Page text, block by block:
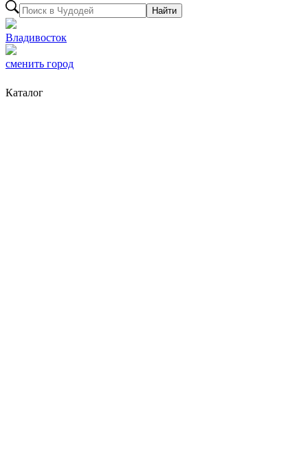
Найти
Владивосток
сменить город
Каталог